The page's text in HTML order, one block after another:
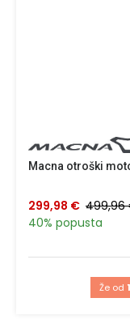
Macna otroški
299,98 € 499,96
40% popusta
Že od